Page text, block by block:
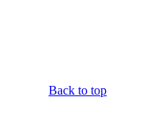
Back to top